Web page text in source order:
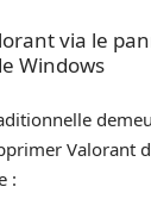
via le
Windows
Valorant
: